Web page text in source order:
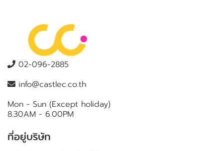
02-096-2885
info@castlec.co.th
Mon - Sun (Except holiday)
8.30AM - 6.00PM
ที่อยู่บริษัท